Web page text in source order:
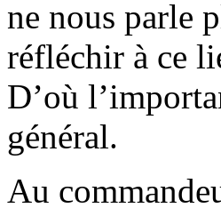
ne nous parle
réfléchir à ce
D’où
général.
Au